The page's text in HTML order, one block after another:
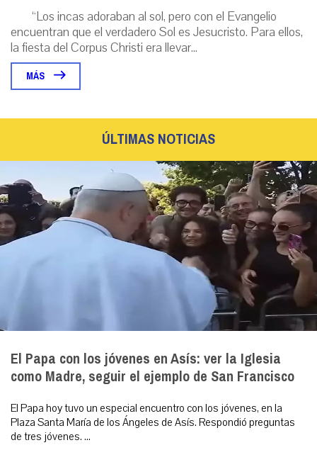
“Los incas adoraban al sol, pero con el Evangelio
encuentran que el verdadero Sol es Jesucristo. Para ellos,
la fiesta del Corpus Christi era llevar...
MÁS
ÚLTIMAS NOTICIAS
El Papa con los jóvenes en Asís: ver la Iglesia
como Madre, seguir el ejemplo de San Francisco
El Papa hoy tuvo un especial encuentro con los jóvenes, en la
Plaza Santa María de los Ángeles de Asís. Respondió preguntas
de tres jóvenes. ...